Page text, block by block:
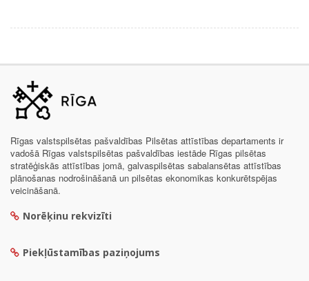
Rīgas valstspilsētas pašvaldības Pilsētas attīstības departaments ir
vadošā Rīgas valstspilsētas pašvaldības iestāde Rīgas pilsētas
stratēģiskās attīstības jomā, galvaspilsētas sabalansētas attīstības
plānošanas nodrošināšanā un pilsētas ekonomikas konkurētspējas
veicināšanā.
Norēķinu rekvizīti
Piekļūstamības paziņojums